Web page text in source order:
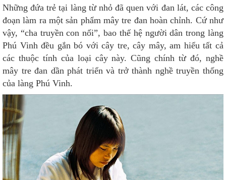
Những đứa trẻ tại làng từ nhỏ đã quen với đan lát, các công
đoạn làm ra một sản phẩm mây tre đan hoàn chỉnh. Cứ như
vậy, “cha truyền con nối”, bao thế hệ người dân trong làng
Phú Vinh đều gắn bó với cây tre, cây mây, am hiểu tất cả
các thuộc tính của loại cây này. Cũng chính từ đó, nghề
mây tre đan dần phát triển và trở thành nghề truyền thống
của làng Phú Vinh.